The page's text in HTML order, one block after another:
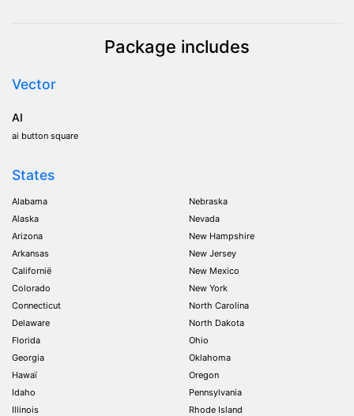
Package includes
Vector
AI
ai button square
States
Alabama
Alaska
Arizona
Arkansas
Californië
Colorado
Connecticut
Delaware
Florida
Georgia
Hawaï
Idaho
Illinois
Nebraska
Nevada
New Hampshire
New Jersey
New Mexico
New York
North Carolina
North Dakota
Ohio
Oklahoma
Oregon
Pennsylvania
Rhode Island